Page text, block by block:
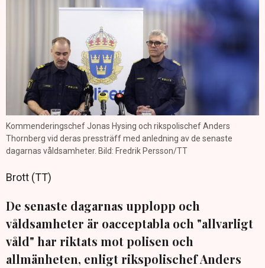
Kommenderingschef Jonas Hysing och rikspolischef Anders
Thornberg vid deras pressträff med anledning av de senaste
dagarnas våldsamheter. Bild: Fredrik Persson/TT
Brott (TT)
De senaste dagarnas upplopp och
våldsamheter är oacceptabla och "allvarligt
våld" har riktats mot polisen och
allmänheten, enligt rikspolischef Anders